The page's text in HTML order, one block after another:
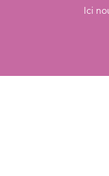
Accéder
Accéder à la
Accéder à la Ici